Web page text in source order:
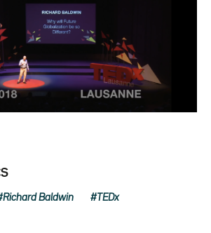
Richard Baldwin TEDx